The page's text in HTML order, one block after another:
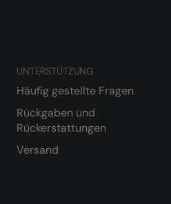
UNTERSTÜTZUNG
Häufig gestellte Fragen
Rückgaben und
Rückerstattungen
Versand